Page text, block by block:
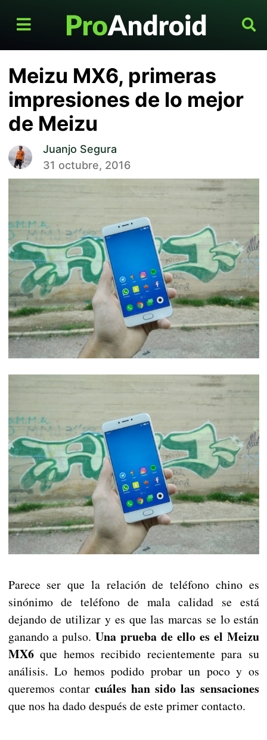
Meizu MX6, primeras
impresiones de lo mejor
de Meizu
Juanjo Segura
31 octubre, 2016
Parece ser que la relación de teléfono chino es
sinónimo de teléfono de mala calidad se está
dejando de utilizar y es que las marcas se lo están
ganando a pulso. Una prueba de ello es el Meizu
MX6que hemos recibido recientemente para su
análisis. Lo hemos podido probar un poco y os
queremos contar cuáles han sido las sensaciones
que nos ha dado después de este primer contacto.